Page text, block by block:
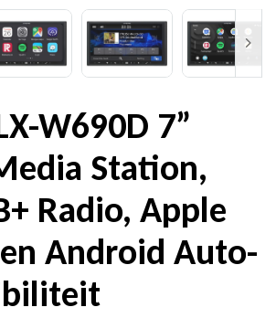
W690D 7”
Station,
Radio, Apple
Android Auto-